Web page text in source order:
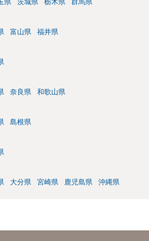
富山県 福井県
奈良県 和歌山県
島根県
大分県 宮崎県 鹿児島県 沖縄県